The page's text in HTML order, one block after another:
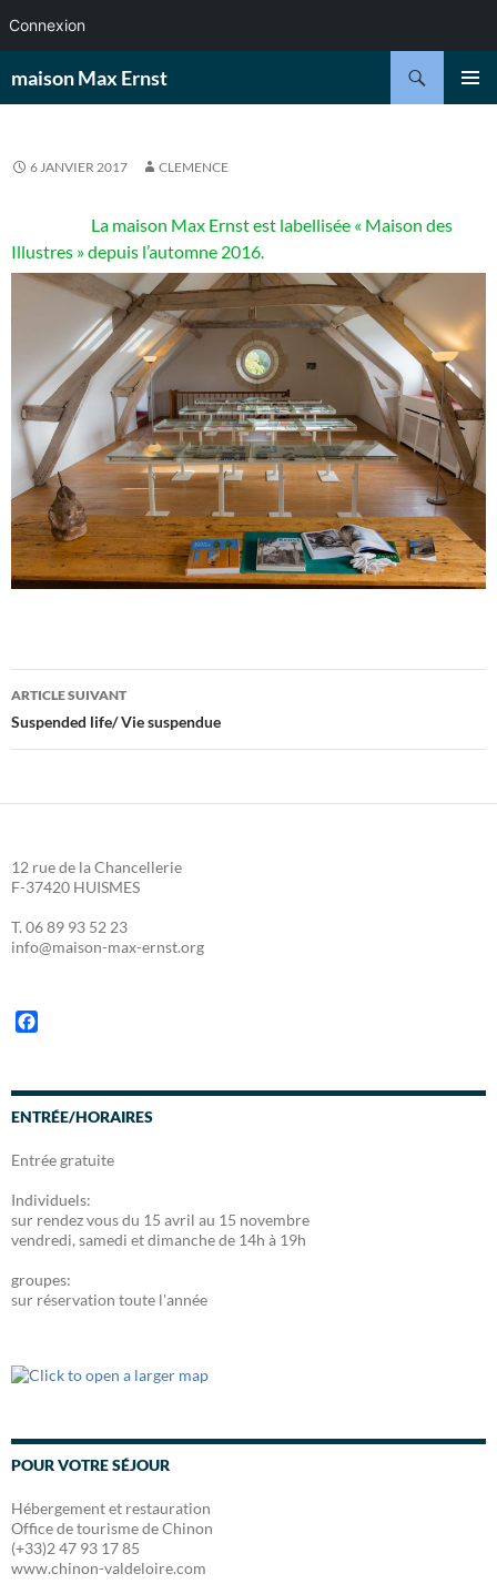
Connexion
aumaison Max Ernst
6 JANVIER 2017 CLEMENCE
La maison Max Ernst est labellisée « Maison des
Illustres » depuis l’automne 2016.
Navigation
des
ARTICLE SUIVANT
Suspended life/ Vie suspendue
12 rue de la Chancellerie
F-37420 HUISMES
T. 06 89 93 52 23
info@maison-max-ernst.org
e
b
o
ENTRÉE/HORAIRES
Entrée gratuite
Individuels:
sur rendez vous du 15 avril au 15 novembre
vendredi, samedi et dimanche de 14h à 19h
groupes:
sur réservation toute l'année
POUR VOTRE SÉJOUR
Hébergement et restauration
Office de tourisme de Chinon
(+33)2 47 93 17 85
www.chinon-valdeloire.com